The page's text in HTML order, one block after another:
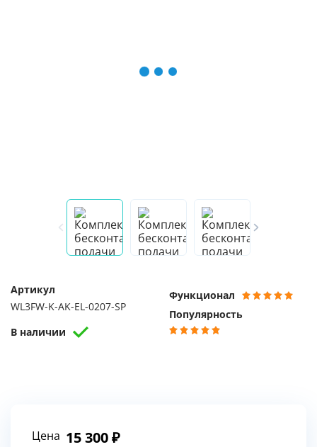
Артикул
WL3FW-K-AK-EL-0207-SP
В наличии
Функционал
Популярность
Цена 15 300